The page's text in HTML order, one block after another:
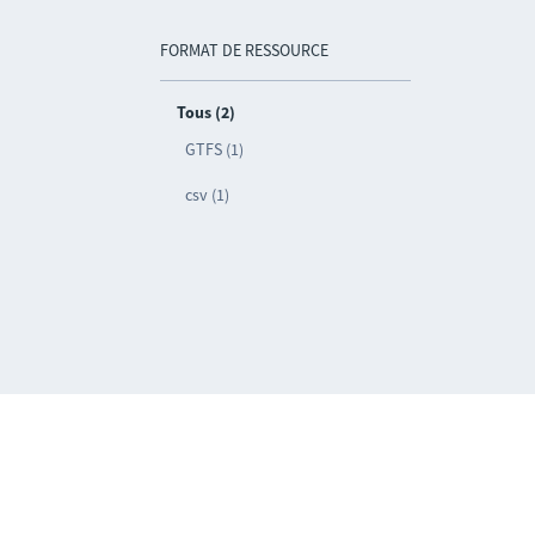
FORMAT DE RESSOURCE
Tous (2)
GTFS (1)
csv (1)